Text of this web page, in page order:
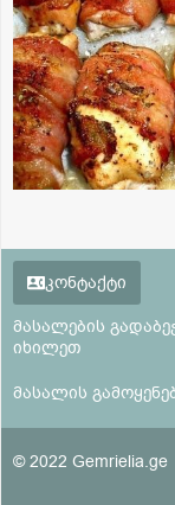
კონტაქტი
მასალების
იხილეთ
მასალის
© 2022 Gemrielia.ge